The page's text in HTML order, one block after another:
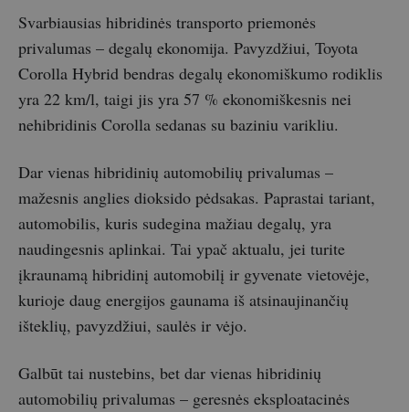
Svarbiausias hibridinės transporto priemonės
privalumas – degalų ekonomija. Pavyzdžiui, Toyota
Corolla Hybrid bendras degalų ekonomiškumo rodiklis
yra 22 km/l, taigi jis yra 57 % ekonomiškesnis nei
nehibridinis Corolla sedanas su baziniu varikliu.
Dar vienas hibridinių automobilių privalumas –
mažesnis anglies dioksido pėdsakas. Paprastai tariant,
automobilis, kuris sudegina mažiau degalų, yra
naudingesnis aplinkai. Tai ypač aktualu, jei turite
įkraunamą hibridinį automobilį ir gyvenate vietovėje,
kurioje daug energijos gaunama iš atsinaujinančių
išteklių, pavyzdžiui, saulės ir vėjo.
Galbūt tai nustebins, bet dar vienas hibridinių
automobilių privalumas – geresnės eksploatacinės